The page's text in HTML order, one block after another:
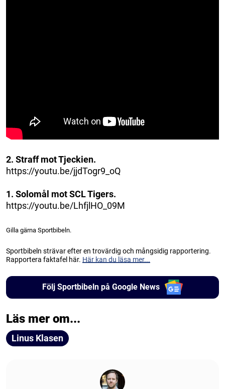
2. Straff mot Tjeckien.
https://youtu.be/jjdTogr9_oQ
1. Solomål mot SCL Tigers.
https://youtu.be/LhfjlHO_09M
Gilla gärna Sportbibeln.
Sportbibeln strävar efter en trovärdig och mångsidig rapportering.
Rapportera faktafel här. Här kan du läsa mer...
Följ Sportbibeln på Google News
Läs mer om...
Linus Klasen